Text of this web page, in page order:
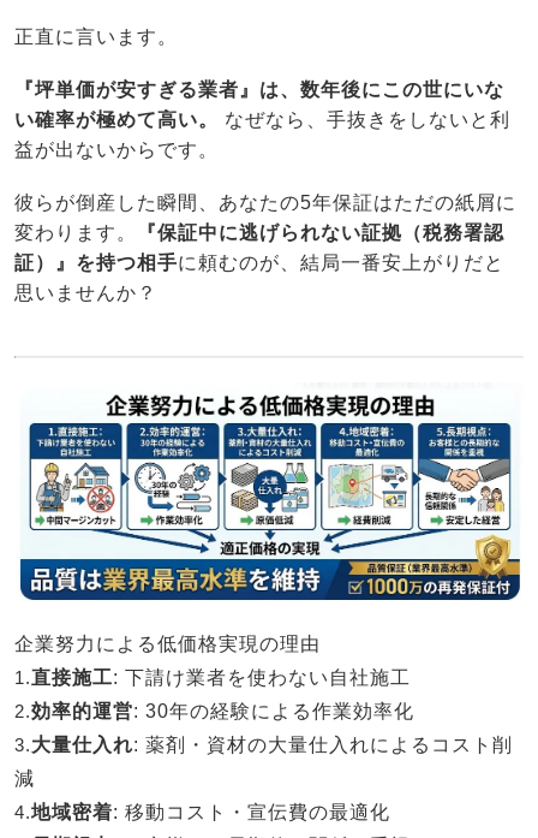
正直に言います。
『坪単価が安すぎる業者』は、数年後にこの世にいな
い確率が極めて高い。
なぜなら、手抜きをしないと利
益が出ないからです。
彼らが倒産した瞬間、あなたの5年保証はただの紙屑に
変わります。
『保証中に逃げられない証拠（税務署認
証）』を持つ相手に頼むのが、結局一番安上がりだと
思いませんか？
企業努力による低価格実現の理由
1.直接施工: 下請け業者を使わない自社施工
2.効率的運営: 30年の経験による作業効率化
3.大量仕入れ: 薬剤・資材の大量仕入れによるコスト削
減
4.地域密着: 移動コスト・宣伝費の最適化